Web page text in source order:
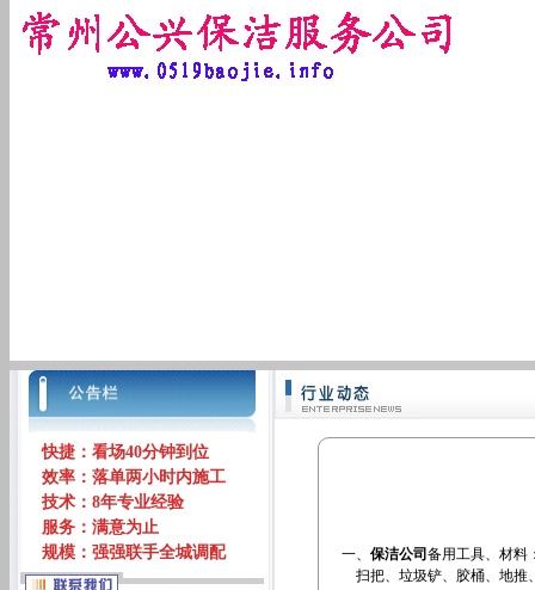
快捷：看场40分钟到位
效率：落单两小时内施工
技术：8年专业经验
服务：满意为止
规模：强强联手全城调配
一、 保洁公司 备用工具、材料
扫把、垃圾铲、胶桶、地推